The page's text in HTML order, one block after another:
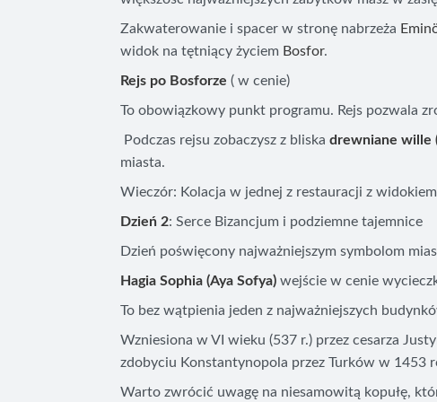
Zakwaterowanie i spacer w stronę nabrzeża
widok na tętniący życiem Bosfor.
Rejs po Bosforze ( w cenie)
To obowiązkowy punkt programu. Rejs pozwala
Podczas rejsu zobaczysz z bliskadrewniane wille
miasta.
Wieczór: Kolacja w jednej z restauracji z
Dzień 2: Serce Bizancjum i podziemne tajemnice
Dzień poświęcony najważniejszym symbolom
Hagia Sophia (Aya Sofya) wejście w cenie
To bez wątpienia jeden z najważniejszych
Wzniesiona w VI wieku (537 r.) przez cesarza
zdobyciu Konstantynopola przez Turków w 1453
Warto zwrócić uwagę na niesamowitą kopułę,